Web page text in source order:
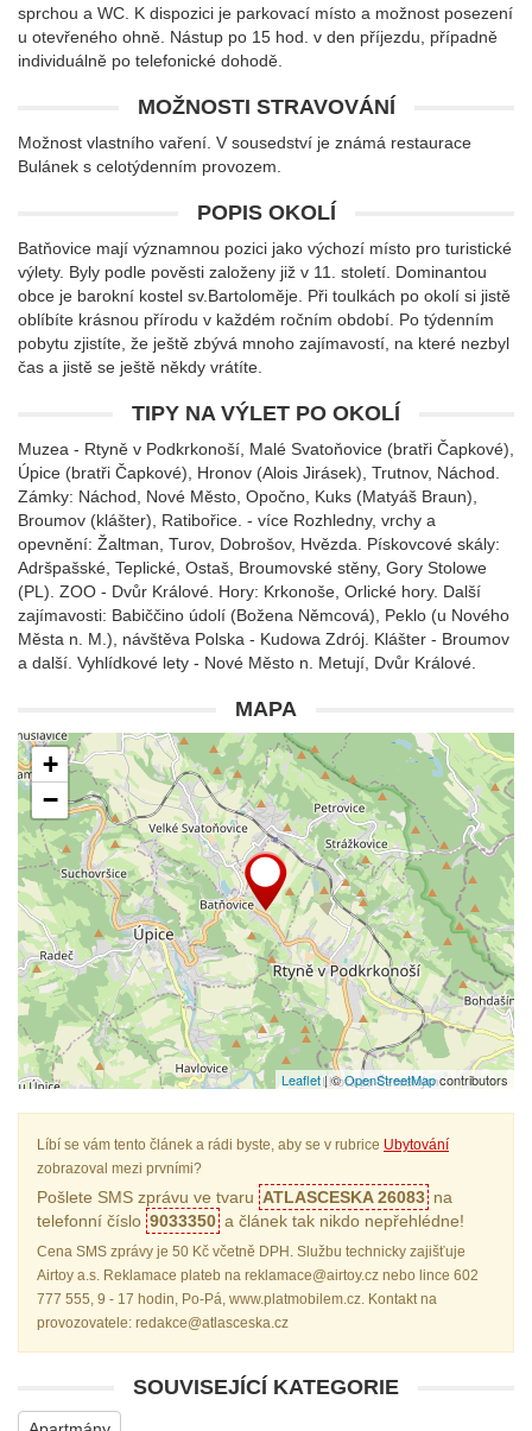
sprchou a WC. K dispozici je parkovací místo a možnost posezení
u otevřeného ohně. Nástup po 15 hod. v den příjezdu, případně
individuálně po telefonické dohodě.
MOŽNOSTI STRAVOVÁNÍ
Možnost vlastního vaření. V sousedství je známá restaurace
Bulánek s celotýdenním provozem.
POPIS OKOLÍ
Batňovice mají významnou pozici jako výchozí místo pro turistické
výlety. Byly podle pověsti založeny již v 11. století. Dominantou
obce je barokní kostel sv.Bartoloměje. Při toulkách po okolí si jistě
oblíbíte krásnou přírodu v každém ročním období. Po týdenním
pobytu zjistíte, že ještě zbývá mnoho zajímavostí, na které nezbyl
čas a jistě se ještě někdy vrátíte.
TIPY NA VÝLET PO OKOLÍ
Muzea - Rtyně v Podkrkonoší, Malé Svatoňovice (bratři Čapkové),
Úpice (bratři Čapkové), Hronov (Alois Jirásek), Trutnov, Náchod.
Zámky: Náchod, Nové Město, Opočno, Kuks (Matyáš Braun),
Broumov (klášter), Ratibořice. - více Rozhledny, vrchy a
opevnění: Žaltman, Turov, Dobrošov, Hvězda. Pískovcové skály:
Adršpašské, Teplické, Ostaš, Broumovské stěny, Gory Stolowe
(PL). ZOO - Dvůr Králové. Hory: Krkonoše, Orlické hory. Další
zajímavosti: Babiččino údolí (Božena Němcová), Peklo (u Nového
Města n. M.), návštěva Polska - Kudowa Zdrój. Klášter - Broumov
a další. Vyhlídkové lety - Nové Město n. Metují, Dvůr Králové.
MAPA
+
−
Leaflet| ©OpenStreetMapcontributors
Líbí se vám tento článek a rádi byste, aby se v rubrice Ubytování
zobrazoval mezi prvními?
Pošlete SMS zprávu ve tvaru ATLASCESKA 26083 na
telefonní číslo 9033350 a článek tak nikdo nepřehlédne!
Cena SMS zprávy je 50 Kč včetně DPH. Službu technicky zajišťuje
Airtoy a.s. Reklamace plateb na reklamace@airtoy.cz nebo lince 602
777 555, 9 - 17 hodin, Po-Pá, www.platmobilem.cz. Kontakt na
provozovatele: redakce@atlasceska.cz
SOUVISEJÍCÍ KATEGORIE